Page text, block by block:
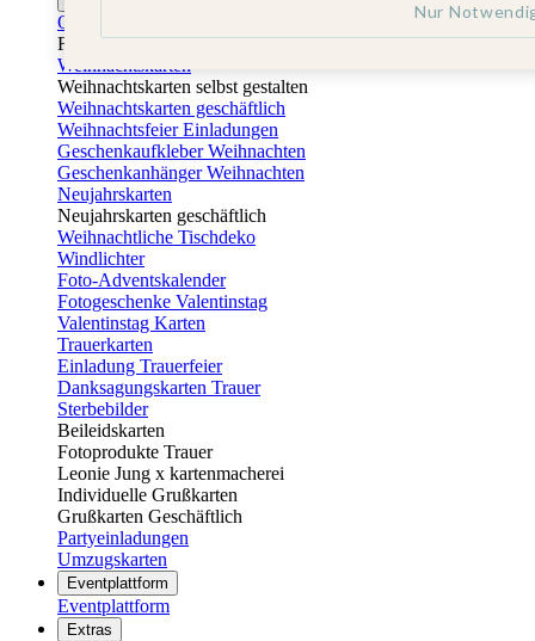
Osterkarten
Fotogeschenke zu Ostern
Weihnachtskarten
Weihnachtskarten selbst gestalten
Weihnachtskarten geschäftlich
Weihnachtsfeier Einladungen
Geschenkaufkleber Weihnachten
Geschenkanhänger Weihnachten
Neujahrskarten
Neujahrskarten geschäftlich
Weihnachtliche Tischdeko
Windlichter
Foto-Adventskalender
Fotogeschenke Valentinstag
Valentinstag Karten
Trauerkarten
Einladung Trauerfeier
Danksagungskarten Trauer
Sterbebilder
Beileidskarten
Fotoprodukte Trauer
Leonie Jung x kartenmacherei
Individuelle Grußkarten
Grußkarten Geschäftlich
Partyeinladungen
Umzugskarten
Eventplattform
Eventplattform
Extras
Nur